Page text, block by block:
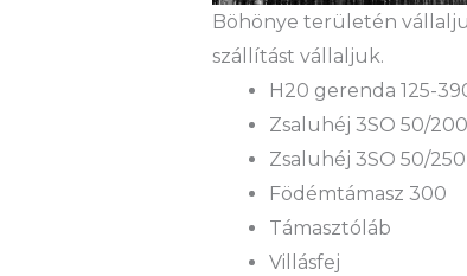
Böhönye területén
szállítást vállaljuk.
H20 gerenda 125-
Zsaluhéj 3SO 50/200
Zsaluhéj 3SO 50/250
Födémtámasz 300
Támasztóláb
Villásfej